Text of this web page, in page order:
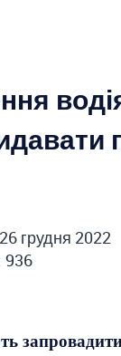
грудня 2022
936